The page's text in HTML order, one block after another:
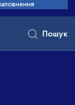
Пошук